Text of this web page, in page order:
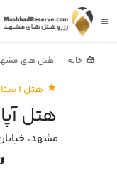
خانه هتل های
هتل 1 ستاره
هتل
مشهد، خیابان